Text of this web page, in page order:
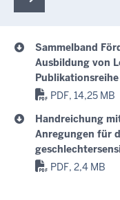
Sammelband
Ausbildung von
PDF, 14,25 MB
Handreichung
Anregungen für
PDF, 2,4 MB